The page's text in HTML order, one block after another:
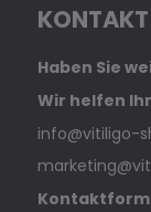
KONTAKT
Haben Sie
Wir helfen
info@vitiligo-